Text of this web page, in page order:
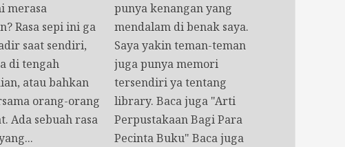
merasa
Rasa sepi ini ga
saat sendiri,
di tengah
atau bahkan
orang-orang
Ada sebuah rasa
punya kenangan yang
mendalam di benak saya.
Saya yakin teman-teman
juga punya memori
tersendiri ya tentang
library. Baca juga "Arti
Perpustakaan Bagi Para
Pecinta Buku" Baca juga